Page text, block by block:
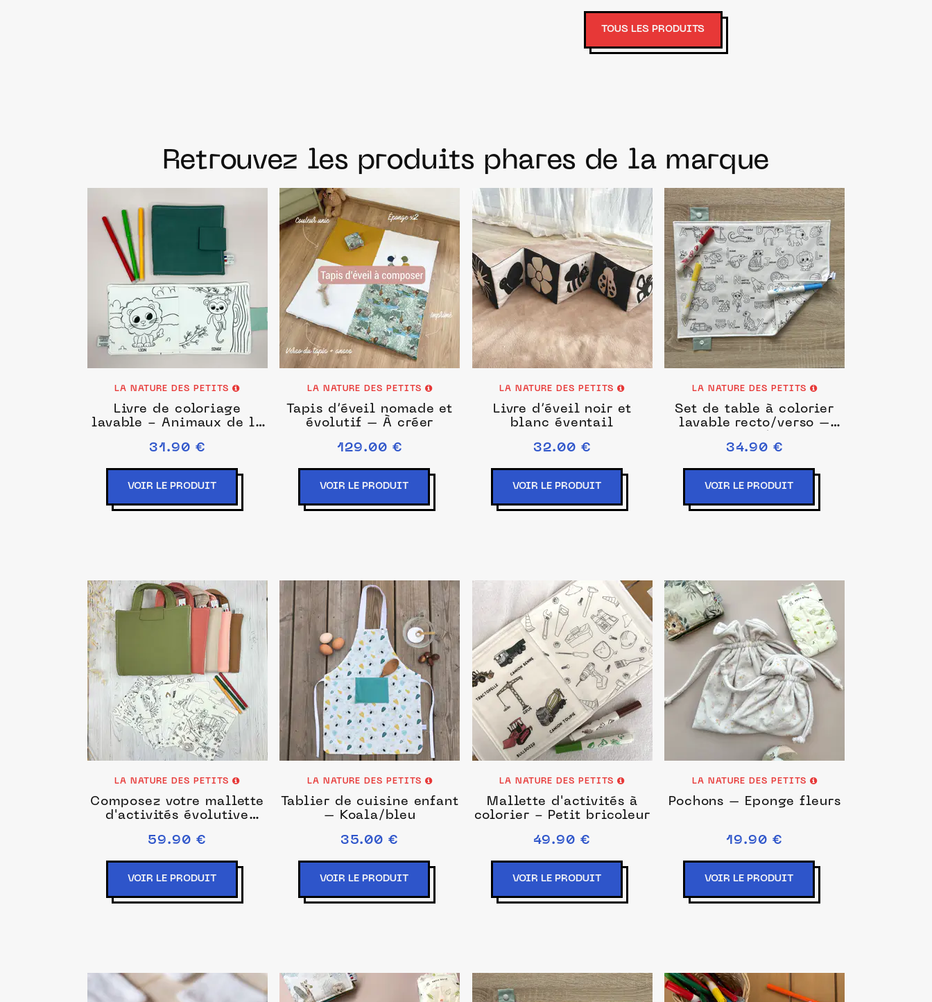
TOUS LES PRODUITS
Retrouvez les produits phares de la marque
LA NATURE DES PETITS
Livre de coloriage
lavable - Animaux de la
31.90 €
VOIR LE PRODUIT
LA NATURE DES PETITS
Tapis d’éveil nomade et
évolutif – À créer
129.00 €
VOIR LE PRODUIT
LA NATURE DES PETITS
Livre d’éveil noir et
blanc éventail
32.00 €
VOIR LE PRODUIT
LA NATURE DES PETITS
Set de table à colorier
lavable recto/verso –
34.90 €
VOIR LE PRODUIT
LA NATURE DES PETITS
Composez votre mallette
d'activités évolutive
59.90 €
VOIR LE PRODUIT
LA NATURE DES PETITS
Tablier de cuisine enfant
– Koala/bleu
35.00 €
VOIR LE PRODUIT
LA NATURE DES PETITS
Mallette d'activités à
colorier - Petit bricoleur
49.90 €
VOIR LE PRODUIT
LA NATURE DES PETITS
Pochons – Éponge fleurs
19.90 €
VOIR LE PRODUIT